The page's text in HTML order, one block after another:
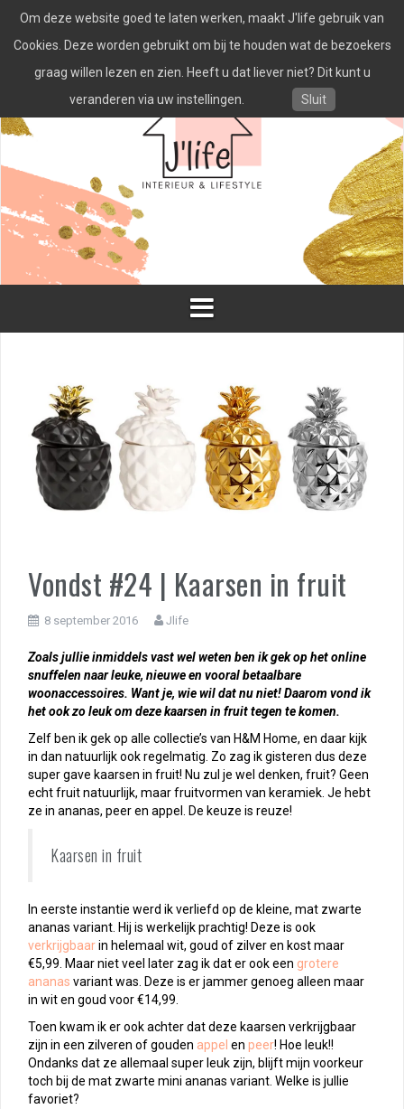
naar
inhoud
Vondst #24 | Kaarsen in fruit
8 september 2016 Jlife
Zoals jullie inmiddels vast wel weten ben ik gek op het online
snuffelen naar leuke, nieuwe en vooral betaalbare
woonaccessoires. Want je, wie wil dat nu niet! Daarom vond ik
het ook zo leuk om deze kaarsen in fruit tegen te komen.
Zelf ben ik gek op alle collectie’s van H&M Home, en daar kijk
in dan natuurlijk ook regelmatig. Zo zag ik gisteren dus deze
super gave kaarsen in fruit! Nu zul je wel denken, fruit? Geen
echt fruit natuurlijk, maar fruitvormen van keramiek. Je hebt
ze in ananas, peer en appel. De keuze is reuze!
Kaarsen in fruit
In eerste instantie werd ik verliefd op de kleine, mat zwarte
ananas variant. Hij is werkelijk prachtig! Deze is ook
verkrijgbaarin helemaal wit, goud of zilver en kost maar
€5,99. Maar niet veel later zag ik dat er ook een grotere
ananas variant was. Deze is er jammer genoeg alleen maar
in wit en goud voor €14,99.
Toen kwam ik er ook achter dat deze kaarsen verkrijgbaar
zijn in een zilveren of gouden appel en peer! Hoe leuk!!
Ondanks dat ze allemaal super leuk zijn, blijft mijn voorkeur
toch bij de mat zwarte mini ananas variant. Welke is jullie
favoriet?
Om deze website goed te laten werken, maakt J'life gebruik van
Cookies. Deze worden gebruikt om bij te houden wat de bezoekers
graag willen lezen en zien. Heeft u dat liever niet? Dit kunt u
veranderen via uw instellingen.
Sluit